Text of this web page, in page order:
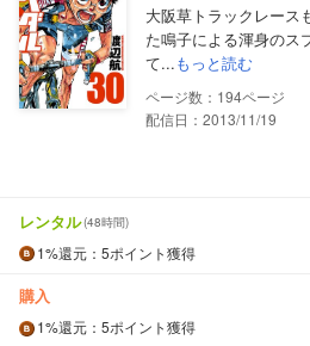
大阪草トラックレース
た鳴子による渾身の
て...もっと読む
194
配信日：2013/11/19
レンタル(48時間)
1%還元 ：5ポイント獲得
購入
1%還元 ：5ポイント獲得